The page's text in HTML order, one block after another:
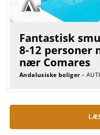
Fantastisk
8-12 personer
nær Comares
Andalusiske boliger–